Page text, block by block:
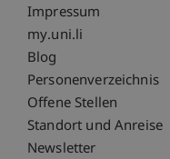
Impressum
Fußzeile
my.uni.li
Blog
Personenverzeichnis
Offene Stellen
Standort und Anreise
Newsletter